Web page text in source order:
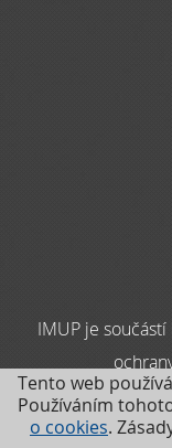
IMUP je
Tento web
Používáním
o cookies.